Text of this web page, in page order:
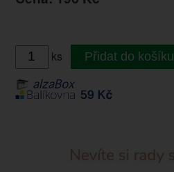
ks Přidat do košíku